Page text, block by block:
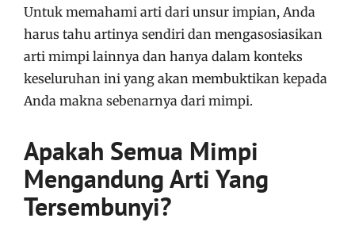
Untuk memahami arti dari unsur impian, Anda
harus tahu artinya sendiri dan mengasosiasikan
arti mimpi lainnya dan hanya dalam konteks
keseluruhan ini yang akan membuktikan kepada
Anda makna sebenarnya dari mimpi.
Apakah Semua Mimpi
Mengandung Arti Yang
Tersembunyi?